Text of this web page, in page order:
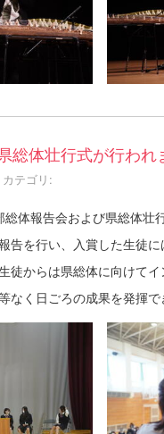
総体壮行式が行われ
カテゴリ:
体報告会および県総体壮
告を行い、入賞した生徒
徒からは県総体に向けて
なく日ごろの成果を発揮で